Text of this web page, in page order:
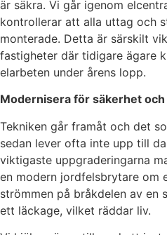
är säkra. Vi går igenom
kontrollerar att alla uttag och
monterade. Detta är särskilt
fastigheter där tidigare ägare
elarbeten under årens lopp.
Modernisera för säkerhet
Tekniken går framåt och det
sedan lever ofta inte upp till
viktigaste uppgraderingarna
en modern jordfelsbrytare om
strömmen på bråkdelen av en
ett läckage, vilket räddar liv.